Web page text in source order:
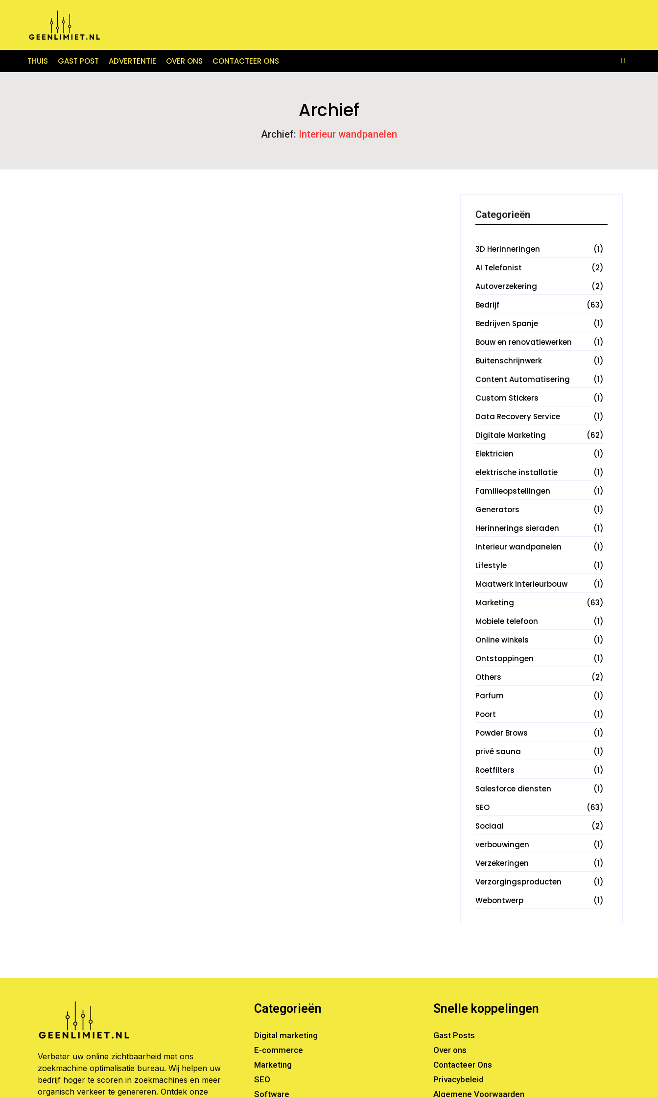
THUIS GAST POST ADVERTENTIE OVER ONS CONTACTEER ONS
Archief
Archief: Interieur wandpanelen
Categorieën
3D Herinneringen
(1)
AI Telefonist
(2)
Autoverzekering
(2)
Bedrijf
(63)
Bedrijven Spanje
(1)
Bouw en renovatiewerken
(1)
Buitenschrijnwerk
(1)
Content Automatisering
(1)
Custom Stickers
(1)
Data Recovery Service
(1)
Digitale Marketing
(62)
Elektricien
(1)
elektrische installatie
(1)
Familieopstellingen
(1)
Generators
(1)
Herinnerings sieraden
(1)
Interieur wandpanelen
(1)
Lifestyle
(1)
Maatwerk Interieurbouw
(1)
Marketing
(63)
Mobiele telefoon
(1)
Online winkels
(1)
Ontstoppingen
(1)
Others
(2)
Parfum
(1)
Poort
(1)
Powder Brows
(1)
privé sauna
(1)
Roetfilters
(1)
Salesforce diensten
(1)
SEO
(63)
Sociaal
(2)
verbouwingen
(1)
Verzekeringen
(1)
Verzorgingsproducten
(1)
Webontwerp
(1)
Verbeter uw online zichtbaarheid met ons
zoekmachine optimalisatie bureau. Wij helpen uw
bedrijf hoger te scoren in zoekmachines en meer
organisch verkeer te genereren. Ontdek onze
Categorieën
Digital marketing
E-commerce
Marketing
SEO
Software
Snelle koppelingen
Gast Posts
Over ons
Contacteer Ons
Privacybeleid
Algemene Voorwaarden